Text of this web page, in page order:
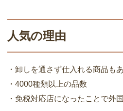
人気の理由
・卸しを通さず仕入れる商品も
・4000種類以上の品数
・免税対応店になったことで外